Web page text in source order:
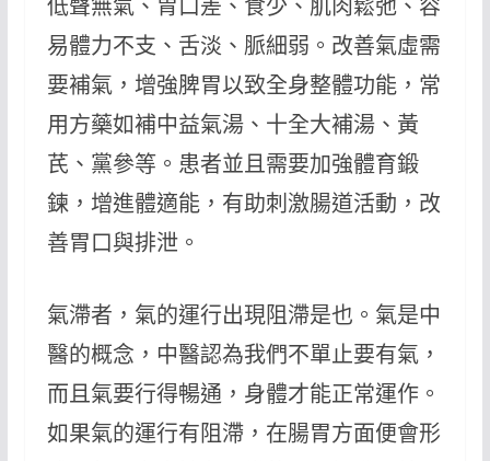
低聲無氣、胃口差、食少、肌肉鬆弛、容
易體力不支、舌淡、脈細弱。改善氣虛需
要補氣，增強脾胃以致全身整體功能，常
用方藥如補中益氣湯、十全大補湯、黃
芪、黨參等。患者並且需要加強體育鍛
鍊，增進體適能，有助刺激腸道活動，改
善胃口與排泄。
氣滯者，氣的運行出現阻滯是也。氣是中
醫的概念，中醫認為我們不單止要有氣，
而且氣要行得暢通，身體才能正常運作。
如果氣的運行有阻滯，在腸胃方面便會形